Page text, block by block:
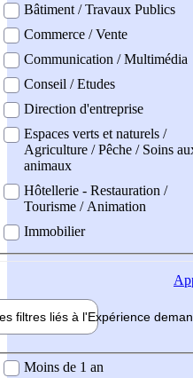
Bâtiment / Travaux Publics
Commerce / Vente
Communication / Multimédia
Conseil / Etudes
Direction d'entreprise
Espaces verts et naturels /
Agriculture / Pêche / Soins
animaux
Hôtellerie - Restauration /
Tourisme / Animation
Immobilier
filtres liés à l'Expérience
demandée
Moins de 1 an